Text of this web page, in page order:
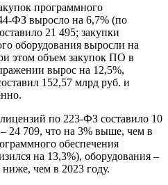
программного
ФЗ выросло на 6,7% (по
21 495; закупки
оборудования выросли на
этом объем закупок ПО в
вырос на 12,5%,
152,57 млрд руб. и
по 223-ФЗ составило 10
– 24 709, что на 3% выше, чем в
обеспечения
на 13,3%), оборудования –
чем в 2023 году.